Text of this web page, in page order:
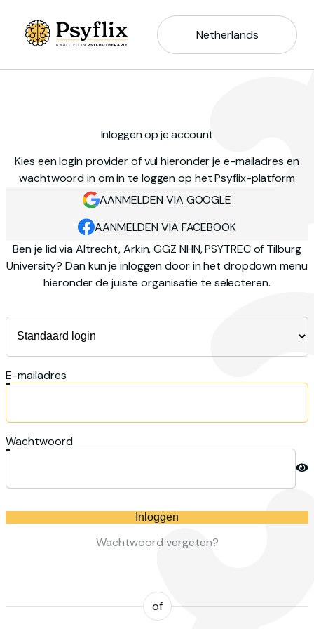
Netherlands
Inloggen op je account
Kies een login provider of vul hieronder je e-mailadres en
wachtwoord in om in te loggen op het Psyflix-platform
AANMELDEN VIA GOOGLE
AANMELDEN VIA FACEBOOK
Ben je lid via Altrecht, Arkin, GGZ NHN, PSYTREC of Tilburg
University? Dan kun je inloggen door in het dropdown menu
hieronder de juiste organisatie te selecteren.
E-mailadres
Wachtwoord
Inloggen
Wachtwoord vergeten?
of